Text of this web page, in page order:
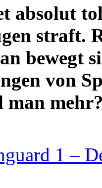
absolut
straft.
bewegt
von
man
1 –